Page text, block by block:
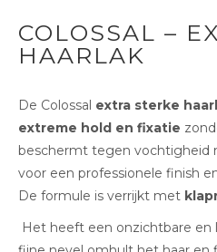
COLOSSAL –
HAARLAK
De Colossal extra sterke
extreme hold en fixatie
beschermt tegen vochtigheid
voor een professionele finish
De formule is verrijkt met
Het heeft een onzichtbare en